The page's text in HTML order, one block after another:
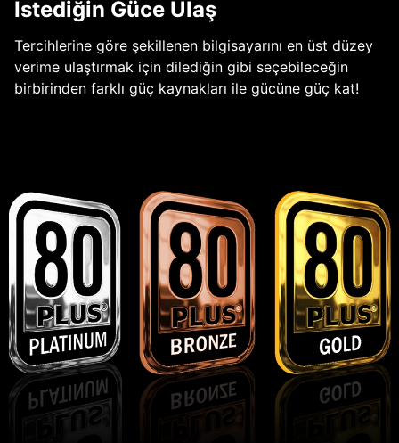
İstediğin Güce Ulaş
Tercihlerine göre şekillenen bilgisayarını en üst düzey
verime ulaştırmak için dilediğin gibi seçebileceğin
birbirinden farklı güç kaynakları ile gücüne güç kat!